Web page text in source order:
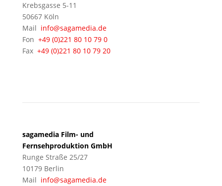
Krebsgasse 5-11
50667 Köln
Mail info@sagamedia.de
Fon +49 (0)221 80 10 79 0
Fax +49 (0)221 80 10 79 20
sagamedia Film- und
Fernsehproduktion GmbH
Runge Straße 25/27
10179 Berlin
Mail info@sagamedia.de